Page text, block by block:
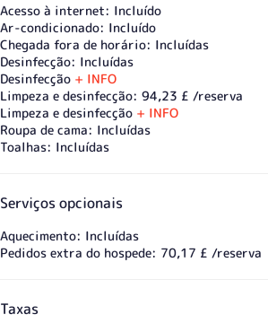
Acesso à internet: Incluído
Ar-condicionado: Incluído
Chegada fora de horário: Incluídas
Desinfecção: Incluídas
Desinfecção + INFO
Limpeza e desinfecção: 94,23 £ /reserva
Limpeza e desinfecção + INFO
Roupa de cama: Incluídas
Toalhas: Incluídas
Serviços opcionais
Aquecimento: Incluídas
Pedidos extra do hospede: 70,17 £ /reserva
Taxas